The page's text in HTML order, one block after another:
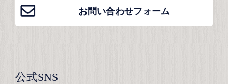
お問い合わせフォーム
公式SNS